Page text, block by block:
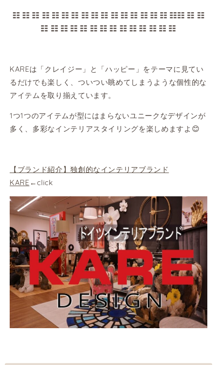
☷ ☷ ☷ ☷ ☷ ☷ ☷ ☷ ☷ ☷ ☷ ☷ ☷ ☷ ☷ ☷ ☷☷ ☷ ☷
☷ ☷ ☷ ☷ ☷ ☷ ☷ ☷ ☷ ☷ ☷ ☷ ☷ ☷
KAREは「クレイジー」と「ハッピー」をテーマに見てい
るだけでも楽しく、ついつい眺めてしまうような個性的な
アイテムを取り揃えています。
1つ1つのアイテムが型にはまらないユニークなデザインが
多く、多彩なインテリアスタイリングを楽しめますよ😊
【ブランド紹介】独創的なインテリアブランド
KARE ← click